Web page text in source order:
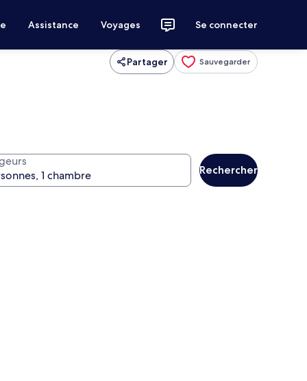
Assistance Voyages Se connecter
Partager Sauvegarder
Rechercher